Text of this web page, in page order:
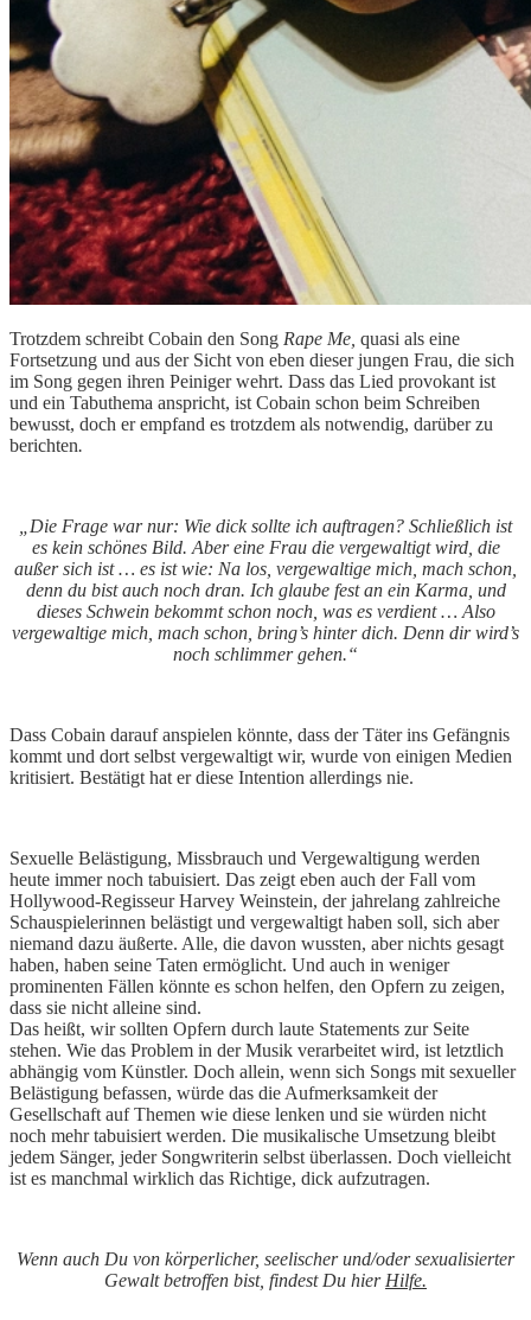
Trotzdem schreibt Cobain den Song Rape Me, quasi als eine
Fortsetzung und aus der Sicht von eben dieser jungen Frau, die sich
im Song gegen ihren Peiniger wehrt. Dass das Lied provokant ist
und ein Tabuthema anspricht, ist Cobain schon beim Schreiben
bewusst, doch er empfand es trotzdem als notwendig, darüber zu
berichten.
„Die Frage war nur: Wie dick sollte ich auftragen? Schließlich ist
es kein schönes Bild. Aber eine Frau die vergewaltigt wird, die
außer sich ist … es ist wie: Na los, vergewaltige mich, mach schon,
denn du bist auch noch dran. Ich glaube fest an ein Karma, und
dieses Schwein bekommt schon noch, was es verdient … Also
vergewaltige mich, mach schon, bring’s hinter dich. Denn dir wird’s
noch schlimmer gehen.“
Dass Cobain darauf anspielen könnte, dass der Täter ins Gefängnis
kommt und dort selbst vergewaltigt wir, wurde von einigen Medien
kritisiert. Bestätigt hat er diese Intention allerdings nie.
Sexuelle Belästigung, Missbrauch und Vergewaltigung werden
heute immer noch tabuisiert. Das zeigt eben auch der Fall vom
Hollywood-Regisseur Harvey Weinstein, der jahrelang zahlreiche
Schauspielerinnen belästigt und vergewaltigt haben soll, sich aber
niemand dazu äußerte. Alle, die davon wussten, aber nichts gesagt
haben, haben seine Taten ermöglicht. Und auch in weniger
prominenten Fällen könnte es schon helfen, den Opfern zu zeigen,
dass sie nicht alleine sind.
Das heißt, wir sollten Opfern durch laute Statements zur Seite
stehen. Wie das Problem in der Musik verarbeitet wird, ist letztlich
abhängig vom Künstler. Doch allein, wenn sich Songs mit sexueller
Belästigung befassen, würde das die Aufmerksamkeit der
Gesellschaft auf Themen wie diese lenken und sie würden nicht
noch mehr tabuisiert werden. Die musikalische Umsetzung bleibt
jedem Sänger, jeder Songwriterin selbst überlassen. Doch vielleicht
ist es manchmal wirklich das Richtige, dick aufzutragen.
Wenn auch Du von körperlicher, seelischer und/oder sexualisierter
Gewalt betroffen bist, findest Du hier Hilfe.